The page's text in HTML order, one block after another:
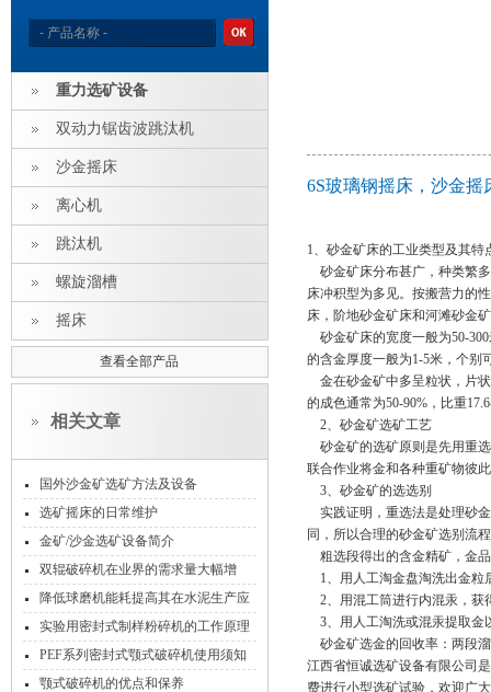
重力选矿设备
双动力锯齿波跳汰机
沙金摇床
离心机
跳汰机
螺旋溜槽
摇床
查看全部产品
相关文章
国外沙金矿选矿方法及设备
选矿摇床的日常维护
金矿/沙金选矿设备简介
双辊破碎机在业界的需求量大幅增
加！
降低球磨机能耗提高其在水泥生产应
用中的效率
实验用密封式制样粉碎机的工作原理
和使用方法
PEF系列密封式颚式破碎机使用须知
颚式破碎机的优点和保养
6S玻璃钢摇床，沙金
1、砂金矿床的工业类型及其特
砂金矿床分布甚广，种类繁
床冲积型为多见。按搬营力的
床，阶地砂金矿床和河滩砂金
砂金矿床的宽度一般为50-
的含金厚度一般为1-5米，个别
金在砂金矿中多呈粒状，片
的成色通常为50-90%，比重
2、砂金矿选矿工艺
砂金矿的选矿原则是先用重
联合作业将金和各种重矿物彼
3、砂金矿的选选别
实践证明，重选法是处理砂
同，所以合理的砂金矿选别流
粗选段得出的含金精矿，金
1、用人工淘金盘淘洗出金粒
2、用混工筒进行内混汞，获
3、用人工淘洗或混汞提取金
砂金矿选金的回收率：两段溜
江西省恒诚选矿设备有限公司
费进行小型选矿试验，欢迎广